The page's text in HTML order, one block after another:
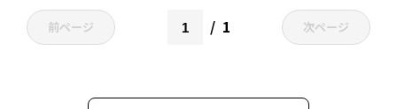
前ページ 1 次ページ